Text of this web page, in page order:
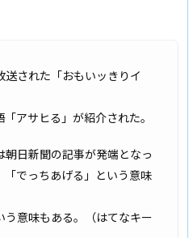
送された「おもいッきりイ
アサヒる」が紹介された。
日新聞の記事が発端となっ
でっちあげる」という意味
意味もある。（はてなキー